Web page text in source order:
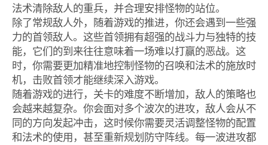
法术清除敌人的重兵，并合理安排怪物的站位。
除了常规敌人外，随着游戏的推进，你还会遇到一些强
力的首领敌人。这些首领拥有超强的战斗力与独特的技
能，它们的到来往往意味着一场难以打赢的恶战。这
时，你需要更加精准地控制怪物的召唤和法术的施放时
机，击败首领才能继续深入游戏。
随着游戏的进行，关卡的难度不断增加，敌人的策略也
会越来越复杂。你会面对多个波次的进攻，敌人会从不
同的方向发起冲击，这时候你需要灵活调整怪物的配置
和法术的使用，甚至重新规划防守阵线。每一波进攻都